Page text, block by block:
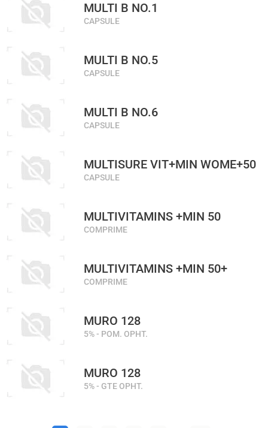
MULTI B NO.1
CAPSULE
MULTI B NO.5
CAPSULE
MULTI B NO.6
CAPSULE
MULTISURE VIT+MIN WOME+50
CAPSULE
MULTIVITAMINS +MIN 50
COMPRIME
MULTIVITAMINS +MIN 50+
COMPRIME
MURO 128
5% - POM. OPHT.
MURO 128
5% - GTE OPHT.